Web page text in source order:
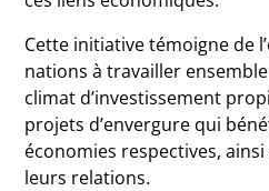
Cette initiative témoigne de
nations à travailler
climat d’investissement
projets d’envergure qui
économies respectives,
leurs relations.